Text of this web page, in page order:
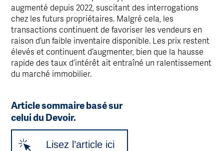
augmenté depuis 2022, suscitant des interrogations
chez les futurs propriétaires. Malgré cela, les
transactions continuent de favoriser les vendeurs en
raison d’un faible inventaire disponible. Les prix restent
élevés et continuent d’augmenter, bien que la hausse
rapide des taux d’intérêt ait entraîné un ralentissement
du marché immobilier.
Article sommaire basé sur
celui du Devoir.
Lisez l’article ici